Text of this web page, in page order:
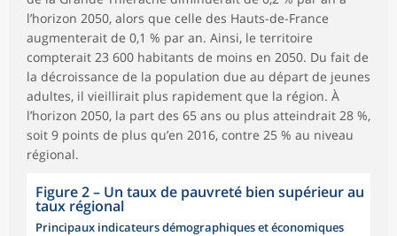
l’horizon 2050, alors que celle des Hauts-de-France
augmenterait de 0,1 % par an. Ainsi, le territoire
compterait 23 600 habitants de moins en 2050. Du fait de
la décroissance de la population due au départ de jeunes
adultes, il vieillirait plus rapidement que la région. À
l’horizon 2050, la part des 65 ans ou plus atteindrait 28 %,
soit 9 points de plus qu’en 2016, contre 25 % au niveau
régional.
Figure 2– Un taux de pauvreté bien supérieur au
taux régional
Principaux indicateurs démographiques et économiques